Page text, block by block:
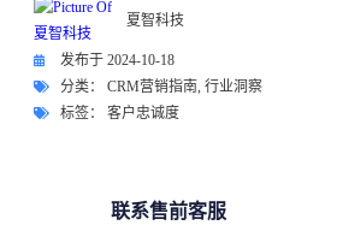
夏智科技
发布于 2024-10-18
分类：
CRM营销指南, 行业洞察
标签：
客户忠诚度
联系售前客服